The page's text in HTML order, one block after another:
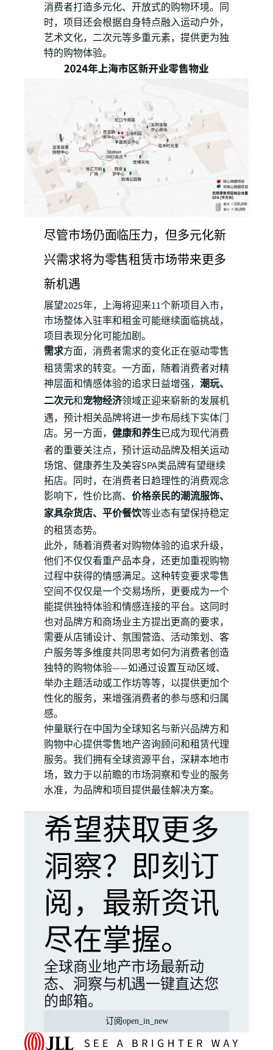
消费者打造多元化、开放式的购物环境。同
时，项目还会根据自身特点融入运动户外，
艺术文化，二次元等多重元素，提供更为独
特的购物体验。
尽管市场仍面临压力，但多元化新
兴需求将为零售租赁市场带来更多
新机遇
展望2025年，上海将迎来11个新项目入市，
市场整体入驻率和租金可能继续面临挑战，
项目表现分化可能加剧。
需求方面，消费者需求的变化正在驱动零售
租赁需求的转变。一方面，随着消费者对精
神层面和情感体验的追求日益增强， 潮玩、
二次元和宠物经济领域正迎来崭新的发展机
遇，预计相关品牌将进一步布局线下实体门
店。另一方面， 健康和养生已成为现代消费
者的重要关注点，预计运动品牌及相关运动
场馆、健康养生及美容SPA类品牌有望继续
拓店。同时，在消费者日趋理性的消费观念
影响下，性价比高、 价格亲民的潮流服饰、
家具杂货店、平价餐饮等业态有望保持稳定
的租赁态势。
此外，随着消费者对购物体验的追求升级，
他们不仅仅看重产品本身，还更加重视购物
过程中获得的情感满足。这种转变要求零售
空间不仅仅是一个交易场所，更要成为一个
能提供独特体验和情感连接的平台。这同时
也对品牌方和商场业主方提出更高的要求，
需要从店铺设计、氛围营造、活动策划、客
户服务等多维度共同思考如何为消费者创造
独特的购物体验——如通过设置互动区域、
举办主题活动或工作坊等等，以提供更加个
性化的服务，来增强消费者的参与感和归属
感。
仲量联行在中国为全球知名与新兴品牌方和
购物中心提供零售地产咨询顾问和租赁代理
服务。我们拥有全球资源平台，深耕本地市
场，致力于以前瞻的市场洞察和专业的服务
水准，为品牌和项目提供最佳解决方案。
希望获取更多
洞察？即刻订
阅，最新资讯
尽在掌握。
全球商业地产市场最新动
态、洞察与机遇一键直达您
的邮箱。
订阅open_in_new